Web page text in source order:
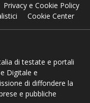
Privacy e Cookie Policy
Cookie Center
di testate e portali
Digitale e
di diffondere la
e pubbliche